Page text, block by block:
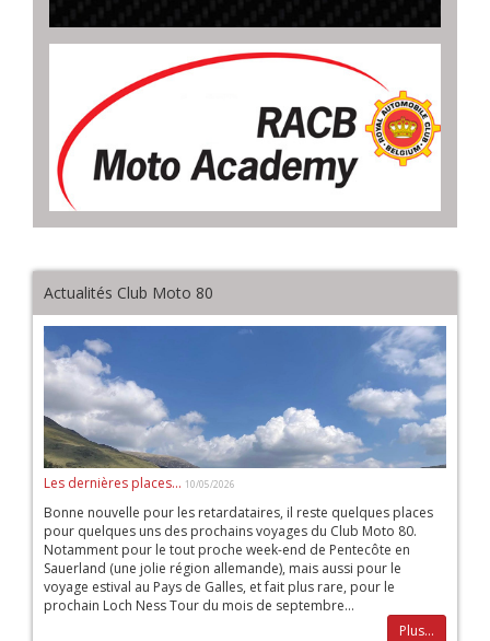
Actualités Club Moto 80
Les dernières places... 10/05/2026
Bonne nouvelle pour les retardataires, il reste quelques places
pour quelques uns des prochains voyages du Club Moto 80.
Notamment pour le tout proche week-end de Pentecôte en
Sauerland (une jolie région allemande), mais aussi pour le
voyage estival au Pays de Galles, et fait plus rare, pour le
prochain Loch Ness Tour du mois de septembre...
Plus...